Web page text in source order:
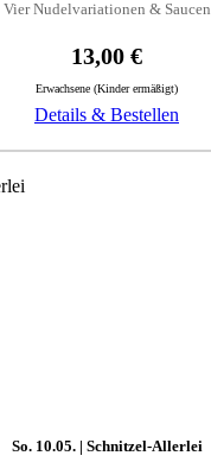
Vier Nudelvariationen & Saucen
13,00 €
Erwachsene (Kinder ermäßigt)
Details & Bestellen
So. 10.05. | Schnitzel-Allerlei